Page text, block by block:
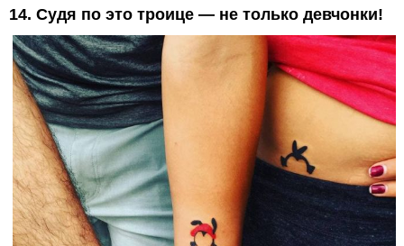
14. Судя по это троице — не только девчонки!